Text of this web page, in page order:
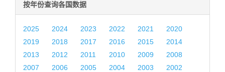
按年份查询各国数据
2025 2024 2023 2022 2021
2020
2019
2018 2017 2016 2015
2014
2013
2012 2011 2010 2009
2008
2007
2006 2005 2004 2003
2002